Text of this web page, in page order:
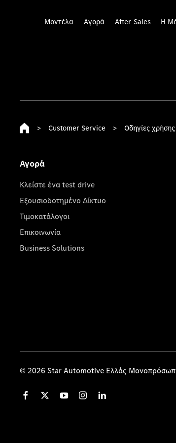
Μοντέλα Αγορά After-Sales Η
> Customer Service > Οδηγίες
Αγορά
Κλείστε ένα test drive
Εξουσιοδοτημένο Δίκτυο
Τιμοκατάλογοι
Επικοινωνία
Business Solutions
© 2026 Star Automotive Ελλάς